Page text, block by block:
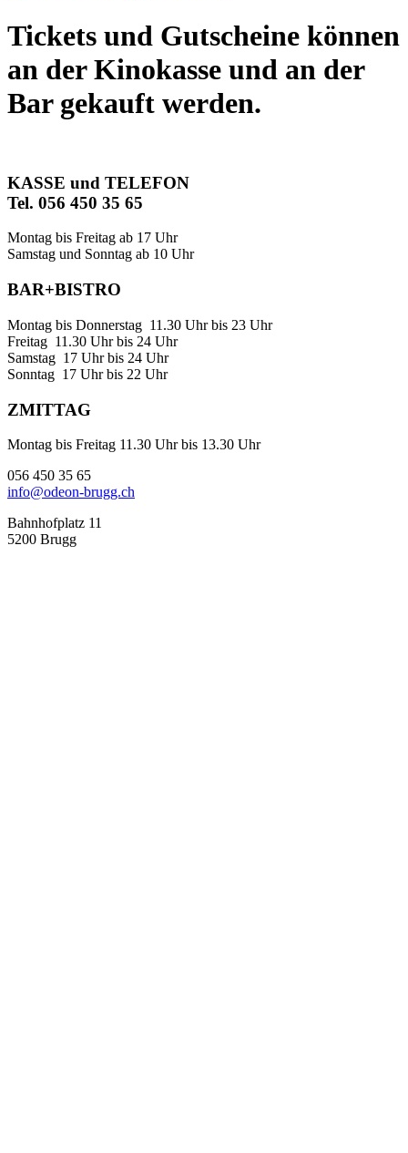
Tickets und Gutscheine können
an der Kinokasse und an der
Bar gekauft werden.
KASSE und TELEFON
Tel. 056 450 35 65
Montag bis Freitag ab 17 Uhr
Samstag und Sonntag ab 10 Uhr
BAR+BISTRO
Montag bis Donnerstag 11.30 Uhr bis 23 Uhr
Freitag 11.30 Uhr bis 24 Uhr
Samstag 17 Uhr bis 24 Uhr
Sonntag 17 Uhr bis 22 Uhr
ZMITTAG
Montag bis Freitag 11.30 Uhr bis 13.30 Uhr
056 450 35 65
info@odeon-brugg.ch
Bahnhofplatz 11
5200 Brugg